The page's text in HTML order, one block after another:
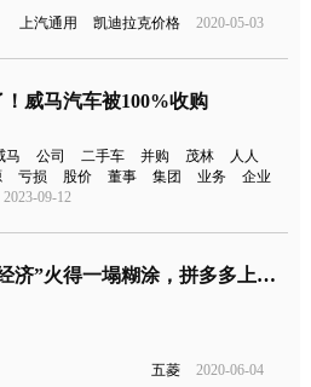
上汽通用 凯迪拉克价格 2020-05-03
！威马汽车被100%收购
马 公司 二手车 并购 茂林
人人
亏损 股价 董事 集团 业务
企业
2023-09-12
“地摊经济”火得一塌糊涂，拼多多上线“五菱摆摊神车团”
五菱 2020-06-04